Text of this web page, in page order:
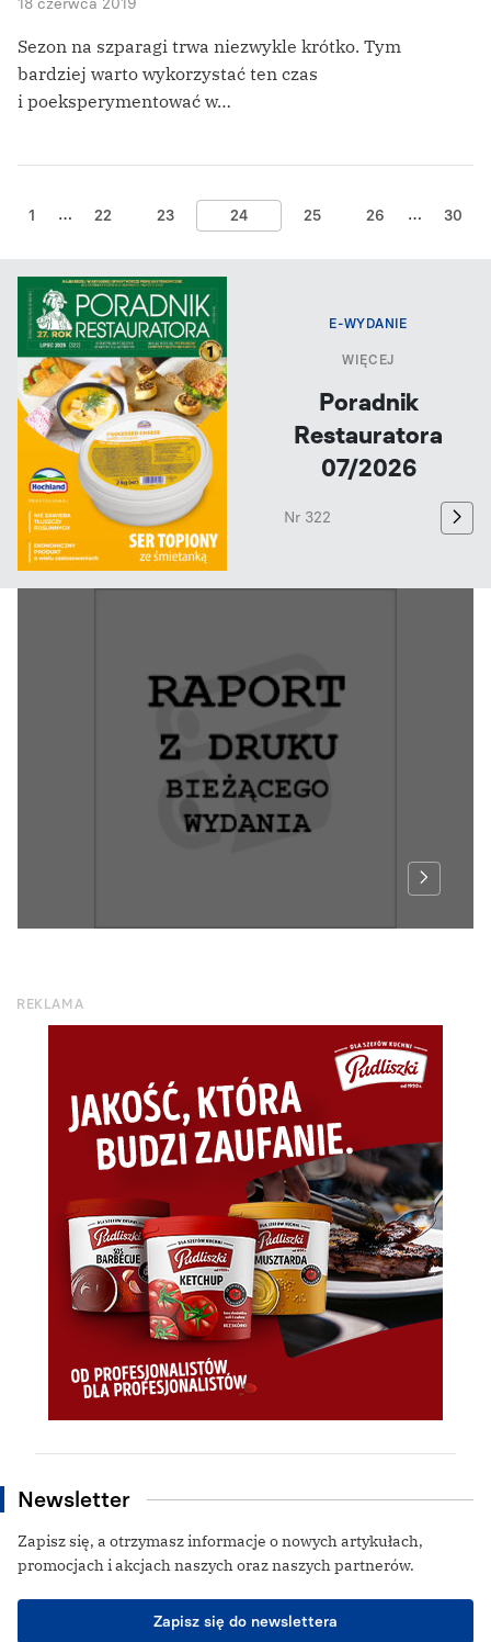
18 czerwca 2019
Sezon na szparagi trwa niezwykle krótko. Tym
bardziej warto wykorzystać ten czas
i poeksperymentować w…
1 … 22 23 24 25 26 … 30
E-WYDANIE
WIĘCEJ
Poradnik
Restauratora
07/2026
Nr 322
REKLAMA
Newsletter
Zapisz się, a otrzymasz informacje o nowych artykułach,
promocjach i akcjach naszych oraz naszych partnerów.
Zapisz się do newslettera